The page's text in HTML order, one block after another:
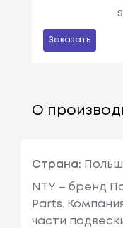
Заказать
О
Страна:
NTY – бренд
Parts.
части